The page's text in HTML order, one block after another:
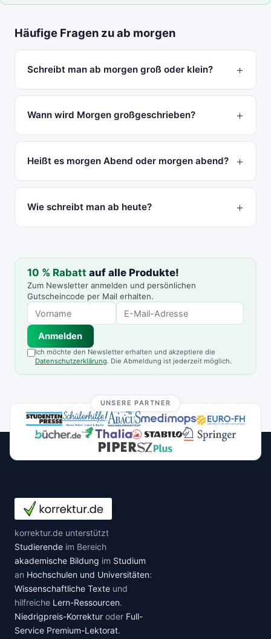
Häufige Fragen zu ab morgen
Schreibt man ab morgen groß oder klein?
Wann wird Morgen großgeschrieben?
Heißt es morgen Abend oder morgen abend?
Wie schreibt man ab heute?
10 % Rabatt auf alle Produkte!
Zum Newsletter anmelden und persönlichen
Gutscheincode per Mail erhalten.
Anmelden
Ich möchte den Newsletter erhalten und akzeptiere die
Datenschutzerklärung. Die Abmeldung ist jederzeit möglich.
UNSERE PARTNER
korrektur.de unterstützt
Studierende im Bereich
akademische Bildung im Studium
an Hochschulen und Universitäten:
Wissenschaftliche Texte und
hilfreiche Lern-Ressourcen.
Niedrigpreis-Korrektur oder Full-
Service Premium-Lektorat.